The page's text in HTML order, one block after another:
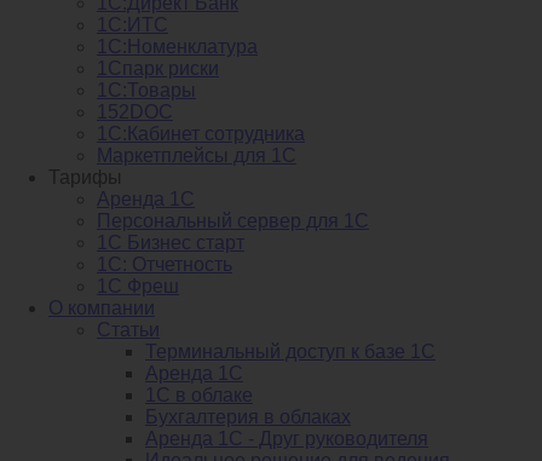
1С:ИТС
1С:Номенклатура
1Спарк риски
1С:Товары
152DOC
1С:Кабинет сотрудника
Маркетплейсы для 1С
Тарифы
Аренда 1С
Персональный сервер для 1С
1С Бизнес старт
1С: Отчетность
1C Фреш
О компании
Статьи
Терминальный доступ к базе 1С
Аренда 1С
1С в облаке
Бухгалтерия в облаках
Аренда 1С - Друг руководителя